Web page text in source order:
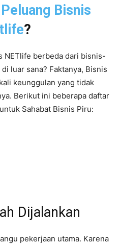
Peluang Bisnis
?
NETlife berbeda dari bisnis-
luar sana? Faktanya, Bisnis
keunggulan yang tidak
Berikut ini beberapa daftar
Sahabat Bisnis Piru:
Dijalankan
pekerjaan utama. Karena